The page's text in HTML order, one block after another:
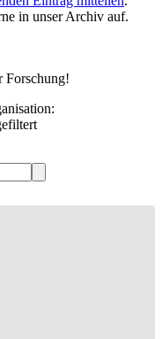
in unser Archiv auf.
Forschung!